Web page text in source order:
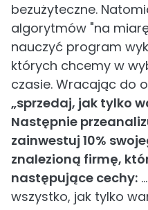
bezużyteczne.
algorytmów "na
nauczyć program
których chcemy w
czasie. Wracając do
„sprzedaj, jak tylko
Następnie
zainwestuj 10%
znalezioną firmę,
następujące cechy:
wszystko, jak tylko